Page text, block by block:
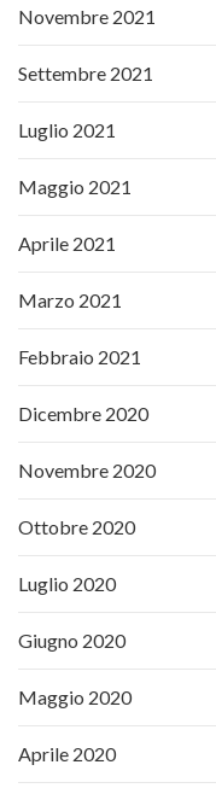
Novembre 2021
Settembre 2021
Luglio 2021
Maggio 2021
Aprile 2021
Marzo 2021
Febbraio 2021
Dicembre 2020
Novembre 2020
Ottobre 2020
Luglio 2020
Giugno 2020
Maggio 2020
Aprile 2020